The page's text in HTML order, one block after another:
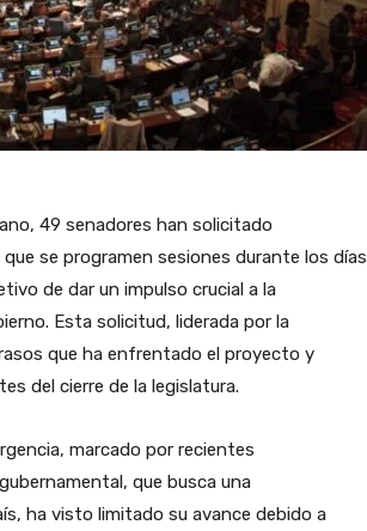
49 senadores han solicitado
se programen sesiones durante los días
de dar un impulso crucial a la
Esta solicitud, liderada por la
que ha enfrentado el proyecto y
del cierre de la legislatura.
marcado por recientes
que busca una
ha visto limitado su avance debido a